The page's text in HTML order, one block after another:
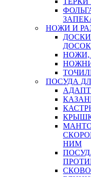
НОЖИ И
ДОСОК
НОЖИ,
ПОСУДА
НИМ